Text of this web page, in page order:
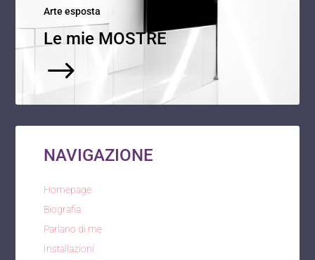
Arte esposta
Le mie MOSTRE
$
NAVIGAZIONE
Homepage
Biografia
Parlano di me
Installazioni